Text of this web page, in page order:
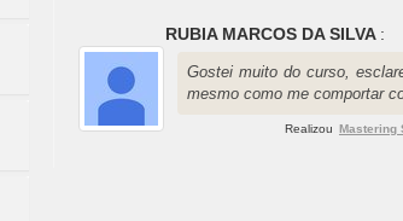
RUBIA MARCOS DA SILVA :
Gostei muito do curso,
mesmo como me comportar
Realizou Mastering